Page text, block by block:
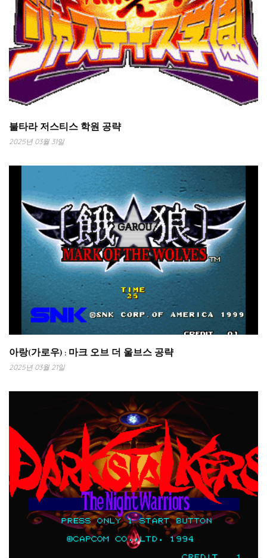
불타라 저스티스 학원 공략
2025년 03월 31일
아랑(가로우) : 마크 오브 더 울브스 공략
2025년 03월 21일